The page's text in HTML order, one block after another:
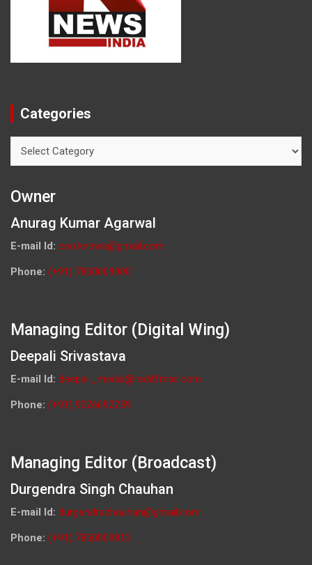
Categories
Owner
Anurag Kumar Agarwal
E-mail Id: ceo.knews@gmail.com
Phone: (+91) 7800009900
Managing Editor (Digital Wing)
Deepali Srivastava
E-mail Id: deepali_media@rediffmail.com
Phone: (+91) 9026692259
Managing Editor (Broadcast)
Durgendra Singh Chauhan
E-mail Id: durgendrachauhan@gmail.com
Phone: (+91) 7800009813